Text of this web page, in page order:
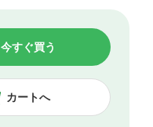
カートへ
今すぐ買う